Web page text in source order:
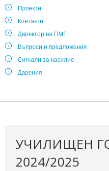
Проекти
Контакти
Директор на ПМГ
Въпроси и предложения
Сигнали за насилие
Дарения
УЧИЛИЩЕН
2024/2025